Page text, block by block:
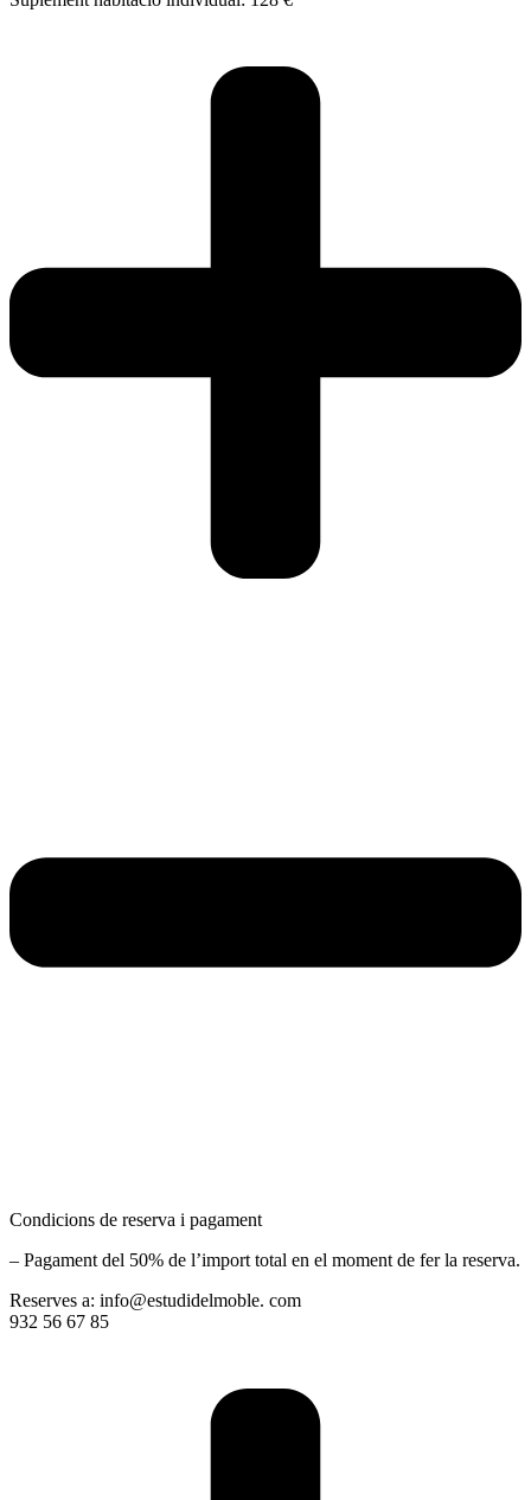
Condicions de reserva i pagament
– Pagament del 50% de l’import total en el moment de fer la reserva.
Reserves a: info@estudidelmoble. com
932 56 67 85